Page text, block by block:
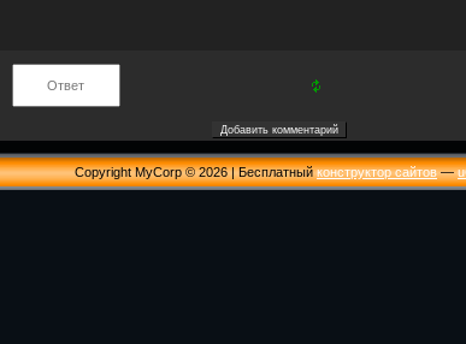
Copyright MyCorp © 2026|Бесплатныйконструктор сайтов—